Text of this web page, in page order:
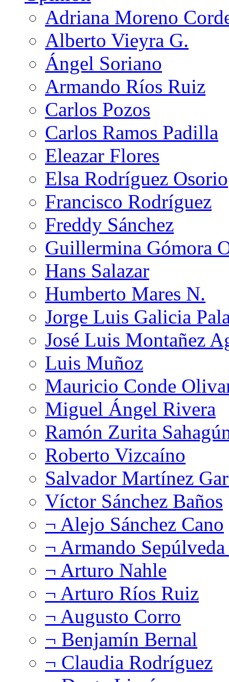
Adriana Moreno
Alberto Vieyra G.
Ángel Soriano
Armando Ríos Ruiz
Carlos Pozos
Carlos Ramos Padilla
Eleazar Flores
Elsa Rodríguez Osorio
Francisco Rodríguez
Freddy Sánchez
Guillermina Gómora
Hans Salazar
Humberto Mares N.
Jorge Luis Galicia
José Luis Montañez
Luis Muñoz
Mauricio Conde
Miguel Ángel Rivera
Ramón Zurita
Roberto Vizcaíno
Salvador Martínez
Víctor Sánchez Baños
¬ Alejo Sánchez Cano
¬ Armando
¬ Arturo Nahle
¬ Arturo Ríos Ruiz
¬ Augusto Corro
¬ Benjamín Bernal
¬ Claudia Rodríguez